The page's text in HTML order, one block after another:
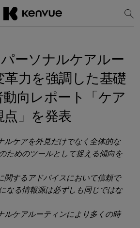
検
索
ーソナルケアルー
革力を強調した基礎
動向レポート「ケア
点」を発表
ルケアを外見だけでなく全体的な
ためのツールとして捉える傾向を
関するアドバイスにおいて信頼で
なる情報源は必ずしも同じではな
ルケアルーティンにより多くの時